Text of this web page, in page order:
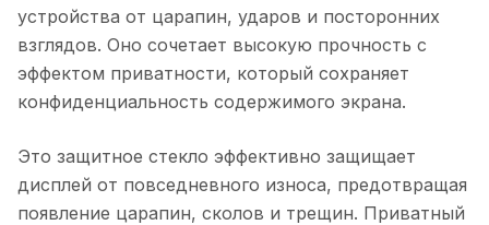
устройства от царапин, ударов и посторонних
взглядов. Оно сочетает высокую прочность с
эффектом приватности, который сохраняет
конфиденциальность содержимого экрана.
Это защитное стекло эффективно защищает
дисплей от повседневного износа, предотвращая
появление царапин, сколов и трещин. Приватный